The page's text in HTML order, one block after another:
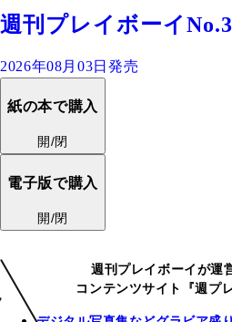
週刊プレイボーイ
2026年08月03日発売
紙の本で購入
開/閉
電子版で購入
開/閉
週刊プレイボーイが運
コンテンツサイト『週プ